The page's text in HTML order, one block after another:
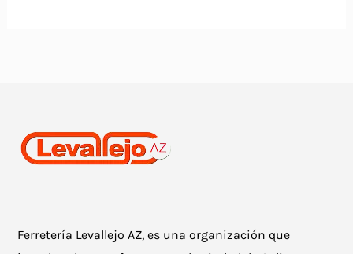
pueden
elegir
página
Ferretería Levallejo AZ, es una organización que